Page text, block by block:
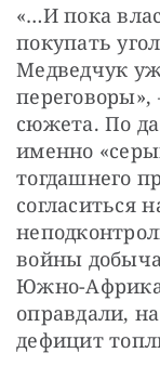
«…И пока
покупать
Медведчук
сюжета. По
именно
тогдашнего
согласиться
войны
Южно-
оправдали,
дефицит